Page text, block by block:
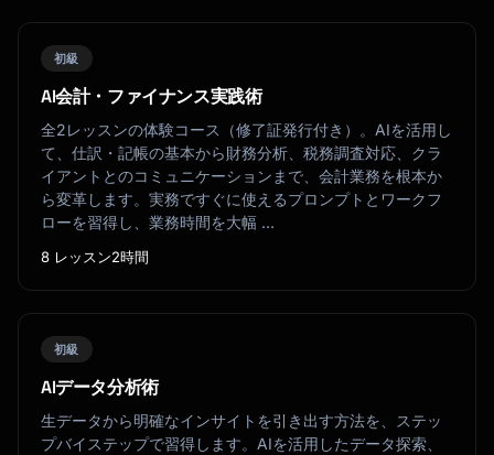
初級
AI会計・ファイナンス実践術
全2レッスンの体験コース（修了証発行付き）。AIを活用し
て、仕訳・記帳の基本から財務分析、税務調査対応、クラ
イアントとのコミュニケーションまで、会計業務を根本か
ら変革します。実務ですぐに使えるプロンプトとワークフ
ローを習得し、業務時間を大幅 …
8 レッスン2時間
初級
AIデータ分析術
生データから明確なインサイトを引き出す方法を、ステッ
プバイステップで習得します。AIを活用したデータ探索、